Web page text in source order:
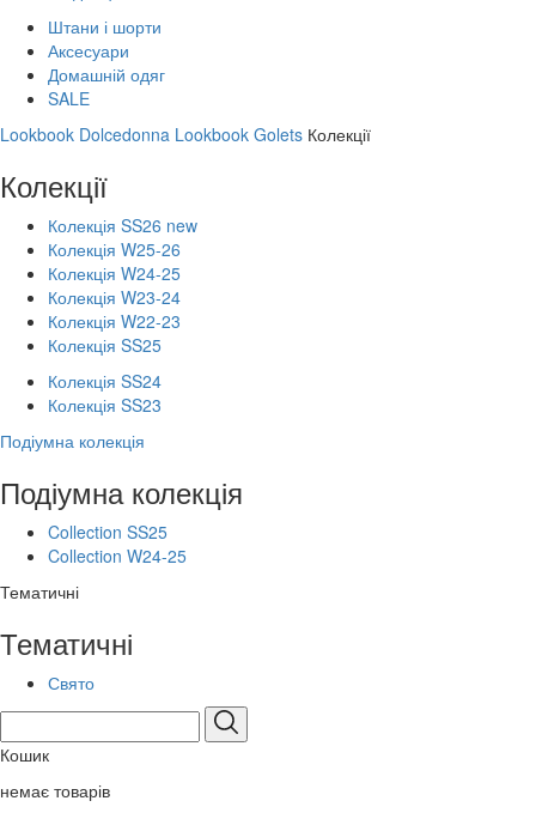
Штани і шорти
Аксесуари
Домашній одяг
SALE
Lookbook Dolcedonna Lookbook Golets Колекції
Колекції
Колекція SS26 new
Колекція W25-26
Колекція W24-25
Колекція W23-24
Колекція W22-23
Колекція SS25
Колекція SS24
Колекція SS23
Подіумна колекція
Подіумна колекція
Collection SS25
Collection W24-25
Тематичні
Тематичні
Свято
Кошик
немає товарів